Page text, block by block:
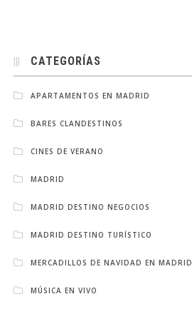
CATEGORÍAS
APARTAMENTOS EN MADRID
BARES CLANDESTINOS
CINES DE VERANO
MADRID
MADRID DESTINO NEGOCIOS
MADRID DESTINO TURÍSTICO
MERCADILLOS DE NAVIDAD EN MADRID
MÚSICA EN VIVO